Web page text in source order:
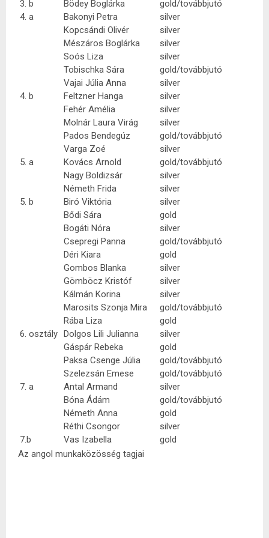
3. b Bödey Boglárka
gold/továbbjutó
4. a
Bakonyi Petra
silver
Kopcsándi Olivér
silver
Mészáros Boglárka
silver
Soós Liza
silver
Tobischka Sára
gold/továbbjutó
Vajai Júlia Anna
silver
4. b
Feltzner Hanga
silver
Fehér Amélia
silver
Molnár Laura Virág
silver
Pados Bendegúz
gold/továbbjutó
Varga Zoé
silver
5. a
Kovács Arnold
gold/továbbjutó
Nagy Boldizsár
silver
Németh Frida
silver
5. b
Biró Viktória
silver
Bődi Sára
gold
Bogáti Nóra
silver
Csepregi Panna
gold/továbbjutó
Déri Kiara
gold
Gombos Blanka
silver
Gömböcz Kristóf
silver
Kálmán Korina
silver
Marosits Szonja Mira
gold/továbbjutó
Rába Liza
gold
6. osztály Dolgos Lili Julianna
silver
Gáspár Rebeka
gold
Paksa Csenge Júlia
gold/továbbjutó
Szelezsán Emese
gold/továbbjutó
7. a
Antal Armand
silver
Bóna Ádám
gold/továbbjutó
Németh Anna
gold
Réthi Csongor
silver
7.b
Vas Izabella
gold
Az angol munkaközösség tagjai